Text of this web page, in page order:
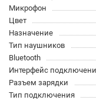
Микрофон
Цвет
Назначение
Тип наушников
Bluetooth
Интерфейс
Разъем зарядки
Тип подключения